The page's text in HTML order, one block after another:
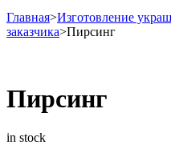
Главная>Изготовление
заказчика>Пирсинг
Пирсинг
in stock